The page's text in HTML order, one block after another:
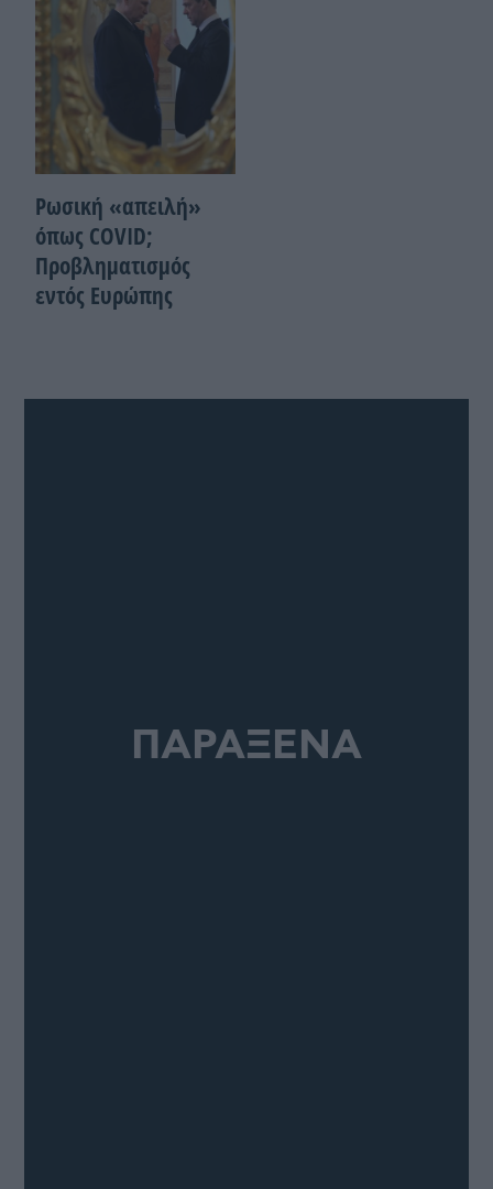
Ρωσική «απειλή»
όπως COVID;
Προβληματισμός
εντός Ευρώπης
ΠΑΡΑΞΕΝΑ